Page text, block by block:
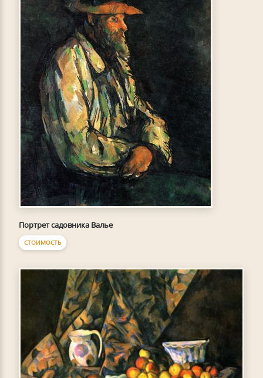
Портрет садовника Валье
СТОИМОСТЬ